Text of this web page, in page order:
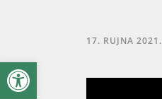
Open toolbar
17. RUJNA 2021.